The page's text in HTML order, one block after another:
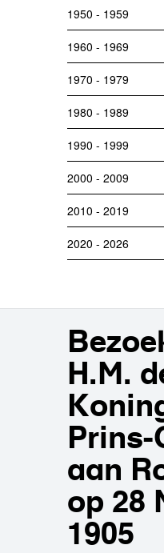
1950 - 1959
1960 - 1969
1970 - 1979
1980 - 1989
1990 - 1999
2000 - 2009
2010 - 2019
2020 - 2026
H.M.
Prins-
aan
op 28
1905